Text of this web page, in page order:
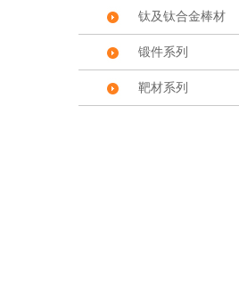
钛及钛合金棒材
锻件系列
靶材系列